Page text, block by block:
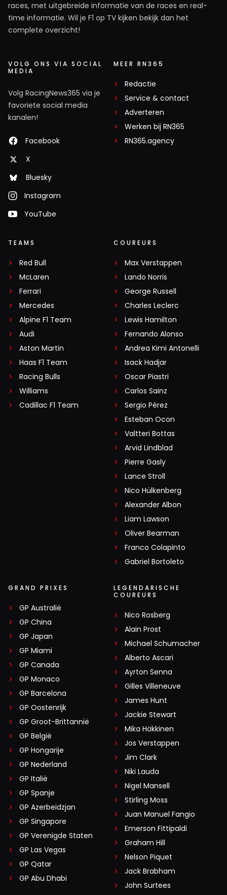
races, met uitgebreide informatie van de races en real-
time informatie. Wil je F1 op TV kijken bekijk dan het
complete overzicht!
VOLG ONS VIA SOCIAL
MEDIA
Volg RacingNews365 via je
favoriete social media
kanalen!
Facebook
X
Bluesky
Instagram
YouTube
MEER RN365
Redactie
Service & contact
Adverteren
Werken bij RN365
RN365.agency
TEAMS
Red Bull
McLaren
Ferrari
Mercedes
Alpine F1 Team
Audi
Aston Martin
Haas F1 Team
Racing Bulls
Williams
Cadillac F1 Team
COUREURS
Max Verstappen
Lando Norris
George Russell
Charles Leclerc
Lewis Hamilton
Fernando Alonso
Andrea Kimi Antonelli
Isack Hadjar
Oscar Piastri
Carlos Sainz
Sergio Pérez
Esteban Ocon
Valtteri Bottas
Arvid Lindblad
Pierre Gasly
Lance Stroll
Nico Hülkenberg
Alexander Albon
Liam Lawson
Oliver Bearman
Franco Colapinto
Gabriel Bortoleto
GRAND PRIXES
GP Australië
GP China
GP Japan
GP Miami
GP Canada
GP Monaco
GP Barcelona
GP Oostenrijk
GP Groot-Brittannië
GP België
GP Hongarije
GP Nederland
GP Italië
GP Spanje
GP Azerbeidzjan
GP Singapore
GP Verenigde Staten
GP Las Vegas
GP Qatar
GP Abu Dhabi
LEGENDARISCHE
COUREURS
Nico Rosberg
Alain Prost
Michael Schumacher
Alberto Ascari
Ayrton Senna
Gilles Villeneuve
James Hunt
Jackie Stewart
Mika Häkkinen
Jos Verstappen
Jim Clark
Niki Lauda
Nigel Mansell
Stirling Moss
Juan Manuel Fangio
Emerson Fittipaldi
Graham Hill
Nelson Piquet
Jack Brabham
John Surtees